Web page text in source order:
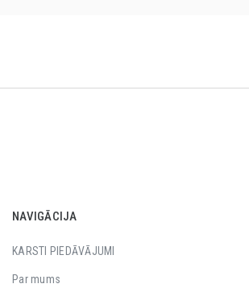
NAVIGĀCIJA
KARSTI PIEDĀVĀJUMI
Par mums